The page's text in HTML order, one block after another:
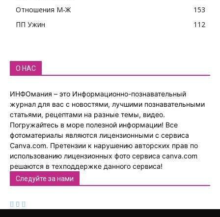
Отношения М-Ж
153
ПП Ужин
112
О НАС
ИНФОмания – это Информационно-познавательный
журнал для вас с новостями, лучшими познавательными
статьями, рецептами на разные темы, видео.
Погружайтесь в море полезной информации! Все
фотоматериалы являются лицензионными с сервиса
Canva.com. Претензии к нарушению авторских прав по
использованию лицензионных фото сервиса canva.com
решаются в техподдержке данного сервиса!
Следуйте за нами